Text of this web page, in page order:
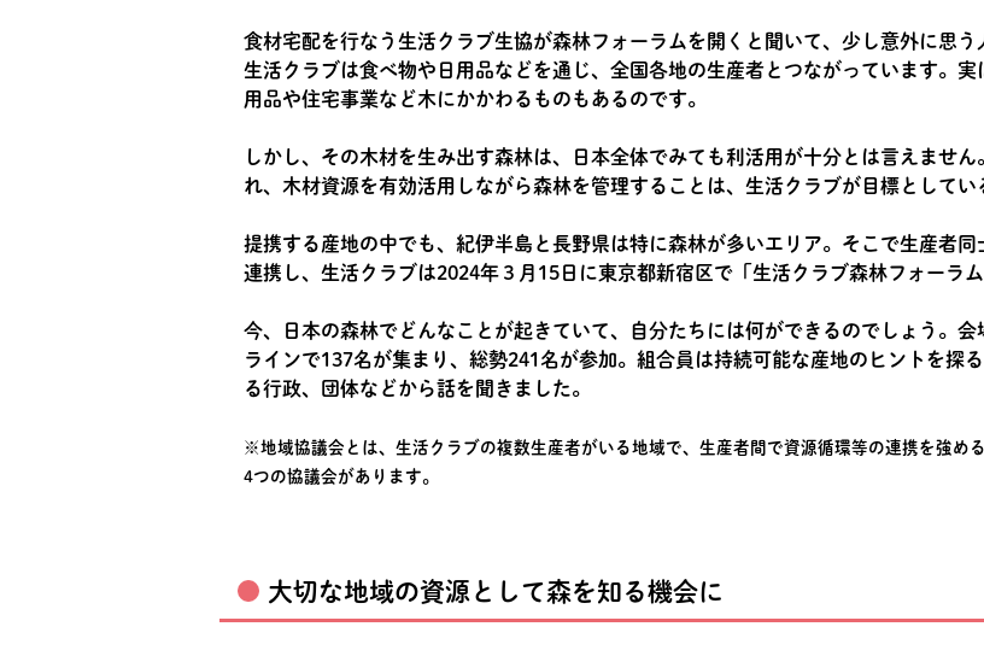
食材宅配を行なう生活クラブ生協が森林フォーラムを開くと聞いて、少し意外に思う
生活クラブは食べ物や日用品などを通じ、全国各地の生産者とつながっています。
用品や住宅事業など木にかかわるものもあるのです。
しかし、その木材を生み出す森林は、日本全体でみても利活用が十分とは言えません
れ、木材資源を有効活用しながら森林を管理することは、生活クラブが目標としてい
提携する産地の中でも、紀伊半島と長野県は特に森林が多いエリア。そこで生産者
連携し、生活クラブは2024年３月15日に東京都新宿区で「生活クラブ森林フォーラ
今、日本の森林でどんなことが起きていて、自分たちには何ができるのでしょう。
ラインで137名が集まり、総勢241名が参加。組合員は持続可能な産地のヒントを探
る行政、団体などから話を聞きました。
※地域協議会とは、生活クラブの複数生産者がいる地域で、生産者間で資源循環等の連携を強め
4つの協議会があります。
大切な地域の資源として森を知る機会に